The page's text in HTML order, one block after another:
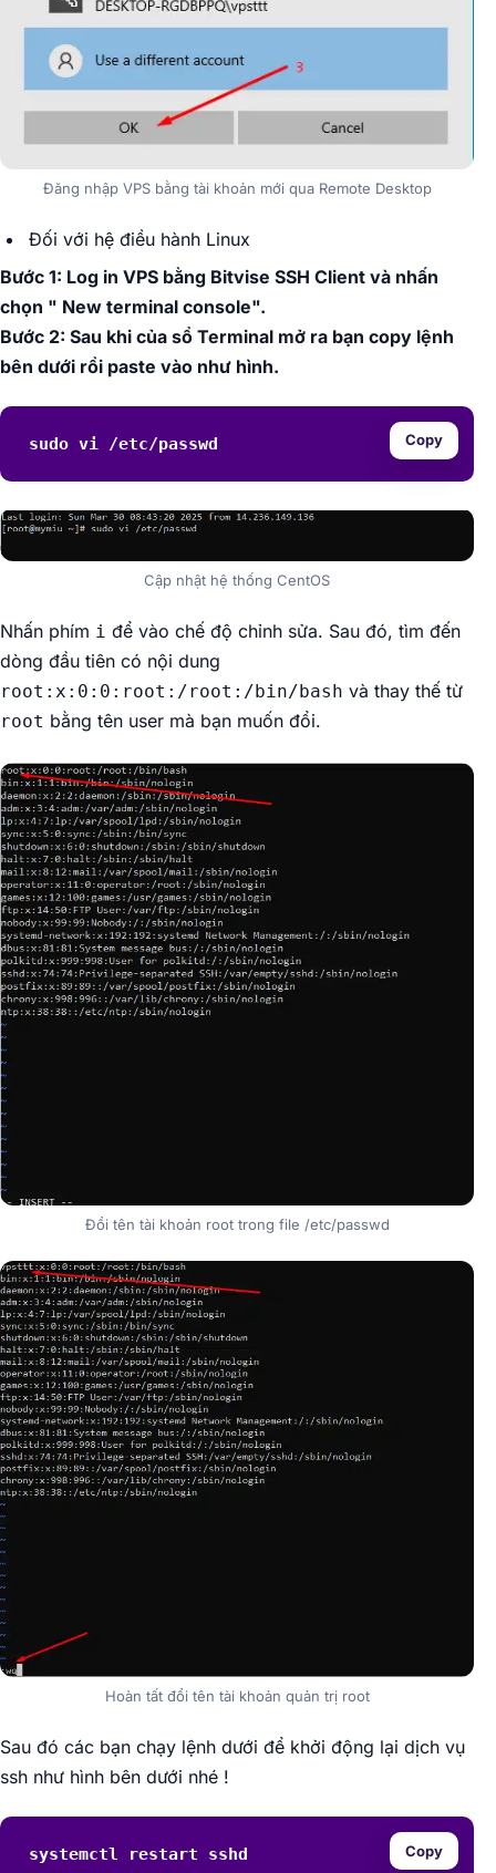
Đăng nhập VPS bằng tài khoản mới qua Remote Desktop
Đối với hệ điều hành Linux
Bước 1: Log in VPS bằng Bitvise SSH Client và nhấn
chọn " New terminal console".
Bước 2: Sau khi của sổ Terminal mở ra bạn copy lệnh
bên dưới rồi paste vào như hình.
sudo vi /etc/passwd Copy
Cập nhật hệ thống CentOS
Nhấn phím i để vào chế độ chỉnh sửa. Sau đó, tìm đến
dòng đầu tiên có nội dung
root:x:0:0:root:/root:/bin/bash và thay thế từ
root bằng tên user mà bạn muốn đổi.
Đổi tên tài khoản root trong file /etc/passwd
Hoàn tất đổi tên tài khoản quản trị root
Sau đó các bạn chạy lệnh dưới để khởi động lại dịch vụ
ssh như hình bên dưới nhé !
systemctl restart sshd Copy